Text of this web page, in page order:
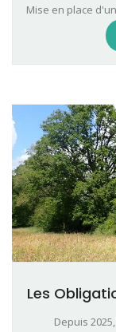
Mise en place
Les
Depuis